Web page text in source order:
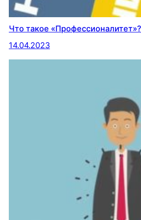
Что такое «Профессионалитет»?
14.04.2023